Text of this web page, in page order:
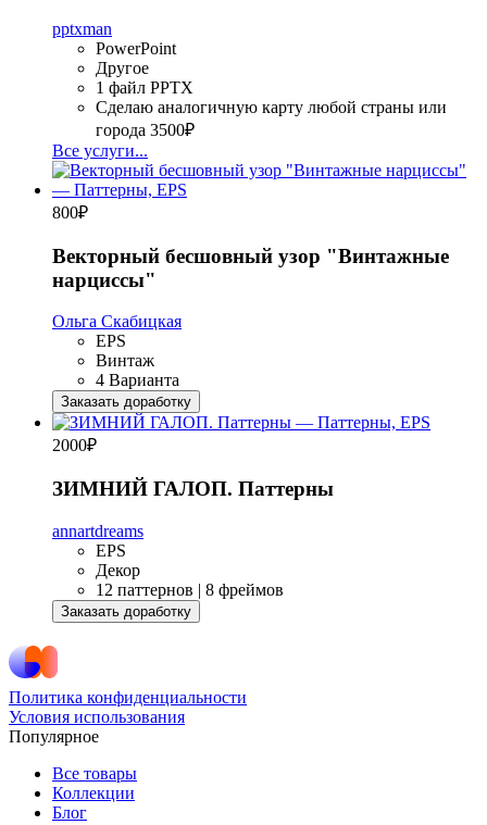
pptxman
PowerPoint
Другое
1 файл PPTX
Сделаю аналогичную карту любой страны или
города 3500₽
Все услуги...
800₽
Векторный бесшовный узор "Винтажные
нарциссы"
Ольга Скабицкая
EPS
Винтаж
4 Варианта
Заказать доработку
2000₽
ЗИМНИЙ ГАЛОП. Паттерны
annartdreams
EPS
Декор
12 паттернов | 8 фреймов
Заказать доработку
Политика конфиденциальности
Условия использования
Популярное
Все товары
Коллекции
Блог